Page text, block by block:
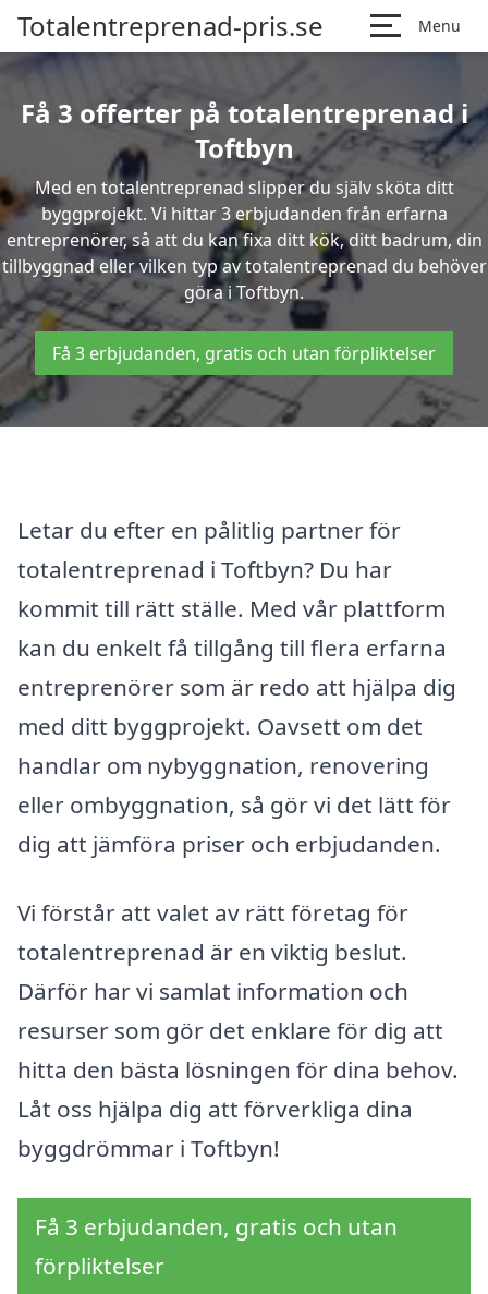
Totalentreprenad-pris.se Menu
Få 3 offerter på totalentreprenad i
Toftbyn
Med en totalentreprenad slipper du själv sköta ditt
byggprojekt. Vi hittar 3 erbjudanden från erfarna
entreprenörer, så att du kan fixa ditt kök, ditt badrum, din
tillbyggnad eller vilken typ av totalentreprenad du behöver
göra i Toftbyn.
Få 3 erbjudanden, gratis och utan förpliktelser
Letar du efter en pålitlig partner för
totalentreprenad i Toftbyn? Du har
kommit till rätt ställe. Med vår plattform
kan du enkelt få tillgång till flera erfarna
entreprenörer som är redo att hjälpa dig
med ditt byggprojekt. Oavsett om det
handlar om nybyggnation, renovering
eller ombyggnation, så gör vi det lätt för
dig att jämföra priser och erbjudanden.
Vi förstår att valet av rätt företag för
totalentreprenad är en viktig beslut.
Därför har vi samlat information och
resurser som gör det enklare för dig att
hitta den bästa lösningen för dina behov.
Låt oss hjälpa dig att förverkliga dina
byggdrömmar i Toftbyn!
Få 3 erbjudanden, gratis och utan
förpliktelser